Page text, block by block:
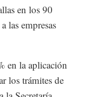
en los 90
las empresas
en la aplicación
los trámites de